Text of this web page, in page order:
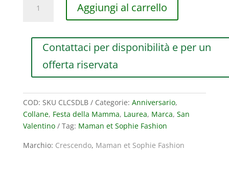
COMPO
SOPHIE
CRESCENDO
ARGENTO
925,
LABRADORITE
GRIGIA
Aggiungi al carrello
Contattaci per disponibilità e per un
offerta riservata
COD: SKU CLCSDLB Categorie: Anniversario,
Collane, Festa della Mamma, Laurea, Marca, San
Valentino
Tag: Maman et Sophie Fashion
Marchio: Crescendo, Maman et Sophie Fashion